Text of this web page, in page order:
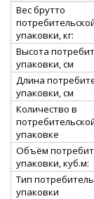
Вес брутто
упаковки, кг:
Высота
упаковки, см
Длина
упаковки, см
Количество в
упаковке
Объём
упаковки, куб.м:
Тип
упаковки